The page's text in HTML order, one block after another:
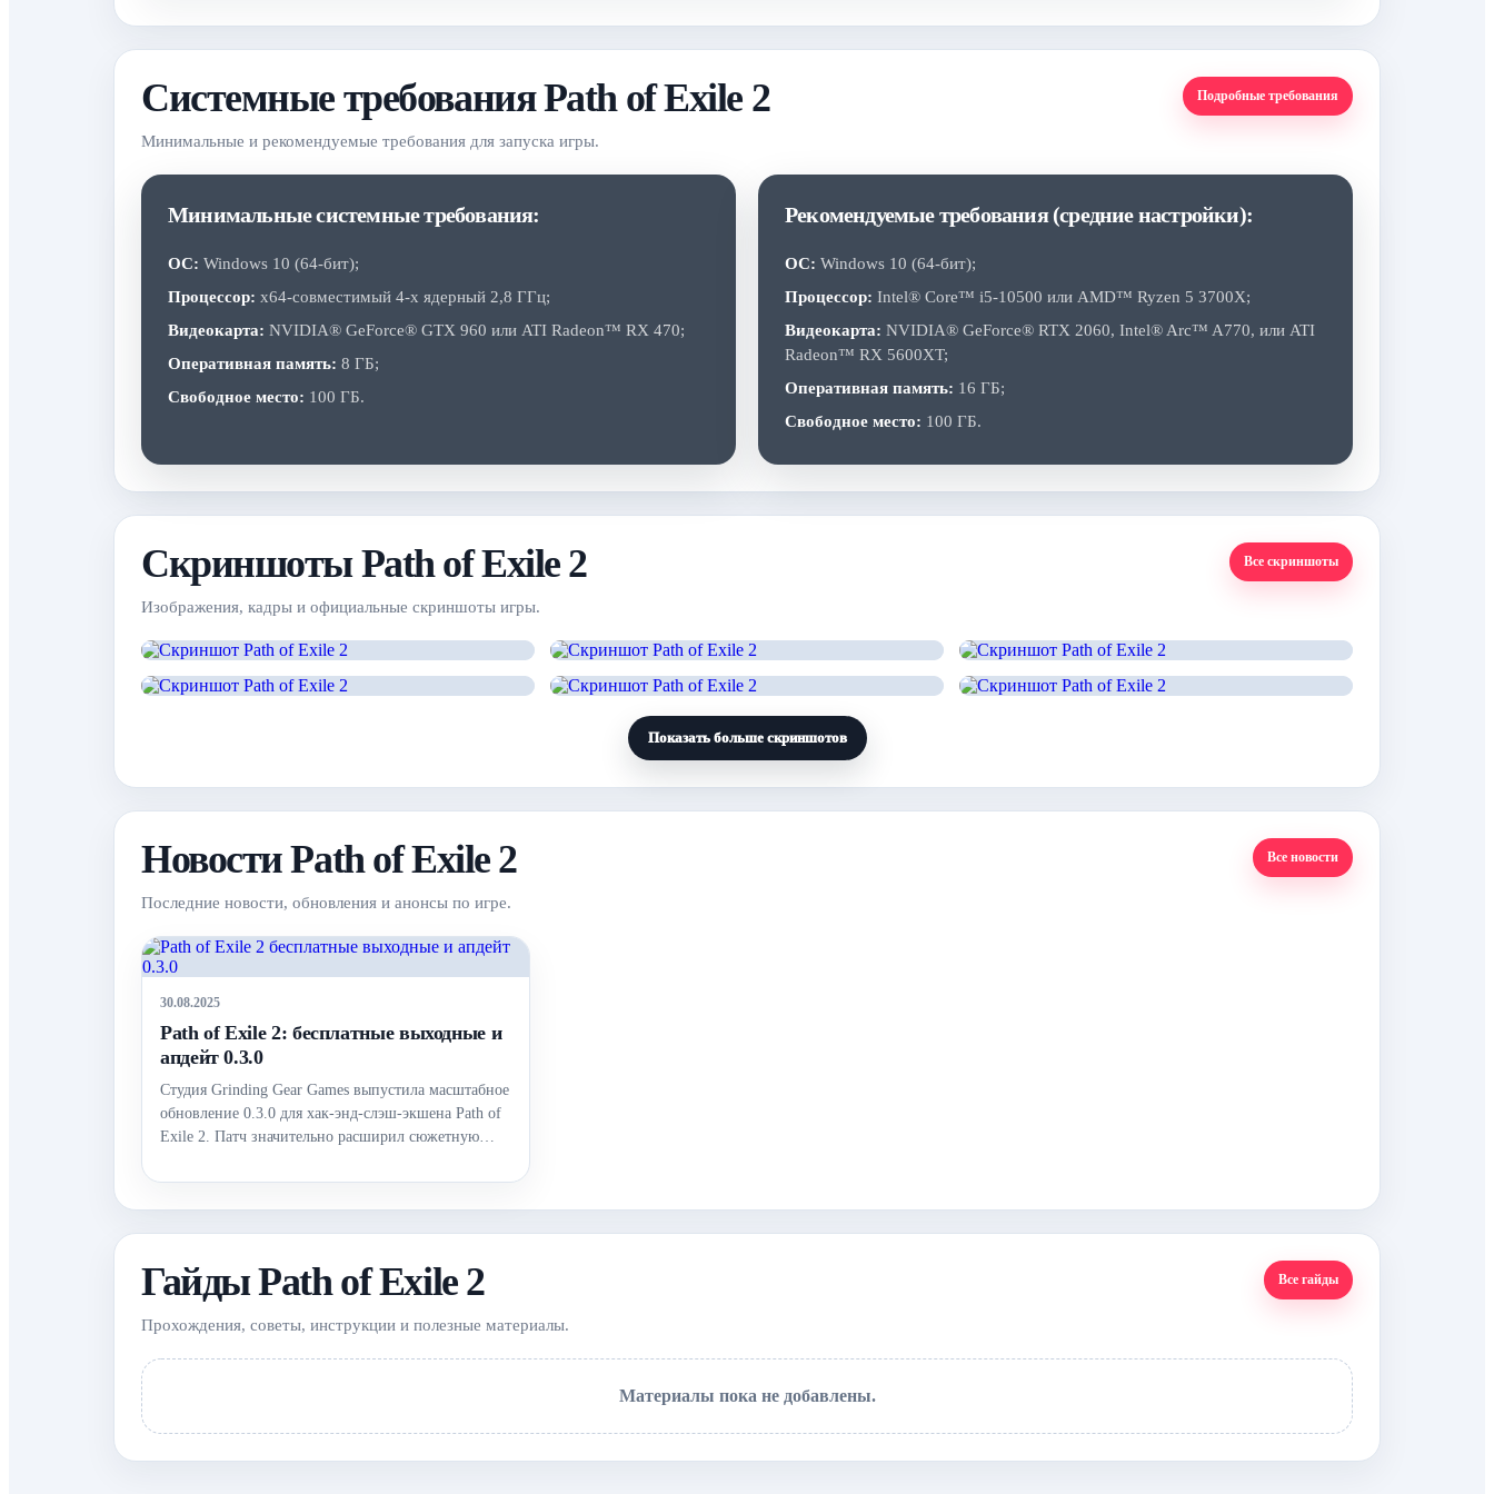
Системные требования Path of Exile 2
Минимальные и рекомендуемые требования для запуска игры.
Подробные требования
Минимальные системные требования:
ОС: Windows 10 (64-бит);
Процессор: x64-совместимый 4-х ядерный 2,8 ГГц;
Видеокарта: NVIDIA® GeForce® GTX 960 или ATI Radeon™ RX 470;
Оперативная память: 8 ГБ;
Свободное место: 100 ГБ.
Рекомендуемые требования (средние настройки):
ОС: Windows 10 (64-бит);
Процессор: Intel® Core™ i5-10500 или AMD™ Ryzen 5 3700X;
Видеокарта: NVIDIA® GeForce® RTX 2060, Intel® Arc™ A770, или ATI
Radeon™ RX 5600XT;
Оперативная память: 16 ГБ;
Свободное место: 100 ГБ.
Скриншоты Path of Exile 2
Изображения, кадры и официальные скриншоты игры.
Все скриншоты
Показать больше скриншотов
Новости Path of Exile 2
Последние новости, обновления и анонсы по игре.
Все новости
30.08.2025
Path of Exile 2: бесплатные выходные и
апдейт 0.3.0
Студия Grinding Gear Games выпустила масштабное
обновление 0.3.0 для хак-энд-слэш-экшена Path of
Exile 2. Патч значительно расширил сюжетную…
Гайды Path of Exile 2
Прохождения, советы, инструкции и полезные материалы.
Все гайды
Материалы пока не добавлены.